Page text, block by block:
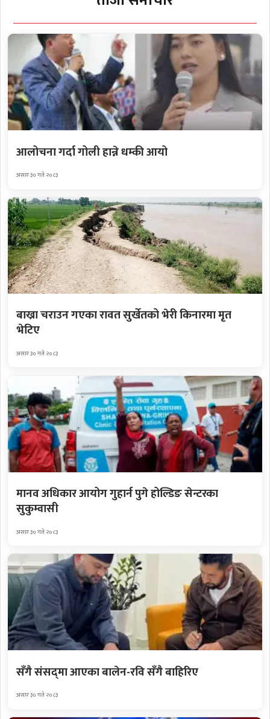
आलोचना गर्दा गोली हान्ने धम्की आयो
असार ३० गते २०८३
बाख्रा चराउन गएका रावत सुर्खेतको भेरी किनारमा मृत
भेटिए
असार ३० गते २०८३
मानव अधिकार आयोग गुहार्न पुगे होल्डिङ सेन्टरका
सुकुम्वासी
असार ३० गते २०८३
सँगै संसद्‌मा आएका बालेन-रवि सँगै बाहिरिए
असार ३० गते २०८३